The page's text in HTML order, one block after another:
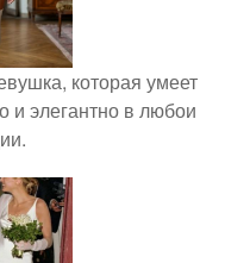
которая умеет
и элегантно в любои